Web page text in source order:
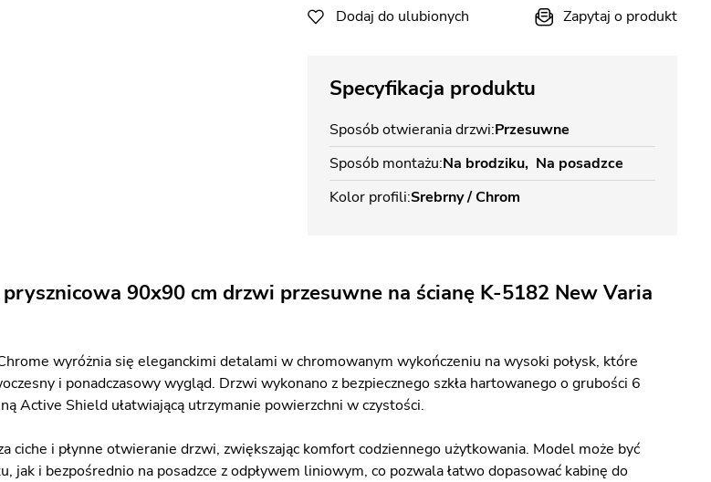
Dodaj do ulubionych Zapytaj o produkt
Specyfikacja produktu
Sposób otwierania drzwi Przesuwne
Sposób montażu Na brodziku Na posadzce
Kolor profili Srebrny / Chrom
90x90 cm drzwi przesuwne na ścianę K-5182 New Varia
wyróżnia się eleganckimi detalami w chromowanym wykończeniu na wysoki połysk, które
i ponadczasowy wygląd. Drzwi wykonano z bezpiecznego szkła hartowanego o grubości 6
Active Shield ułatwiającą utrzymanie powierzchni w czystości.
ciche i płynne otwieranie drzwi, zwiększając komfort codziennego użytkowania. Model może być
jak i bezpośrednio na posadzce z odpływem liniowym, co pozwala łatwo dopasować kabinę do